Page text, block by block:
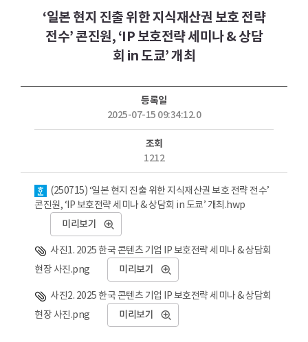
‘일본 현지 진출 위한 지식재산권 보호 전략
전수’ 콘진원, ‘IP 보호전략 세미나 & 상담
회 in 도쿄’ 개최
등록일
2025-07-15 09:34:12.0
조회
1212
(250715) ‘일본 현지 진출 위한 지식재산권 보호 전략 전수’
콘진원, ‘IP 보호전략 세미나 & 상담회 in 도쿄’ 개최.hwp
미리보기
사진1. 2025 한국 콘텐츠 기업 IP 보호전략 세미나 & 상담회
현장 사진.png
미리보기
사진2. 2025 한국 콘텐츠 기업 IP 보호전략 세미나 & 상담회
현장 사진.png
미리보기